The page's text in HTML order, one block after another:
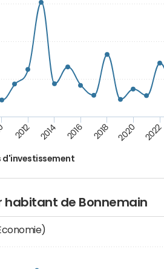
d'investissement
2012 2014 2016 2018 2020 2022
habitant de Bonnemain